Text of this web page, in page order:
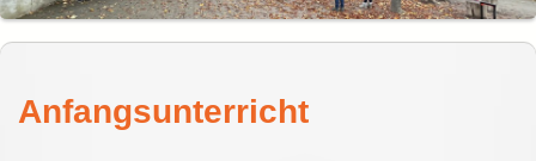
Anfangsunterricht